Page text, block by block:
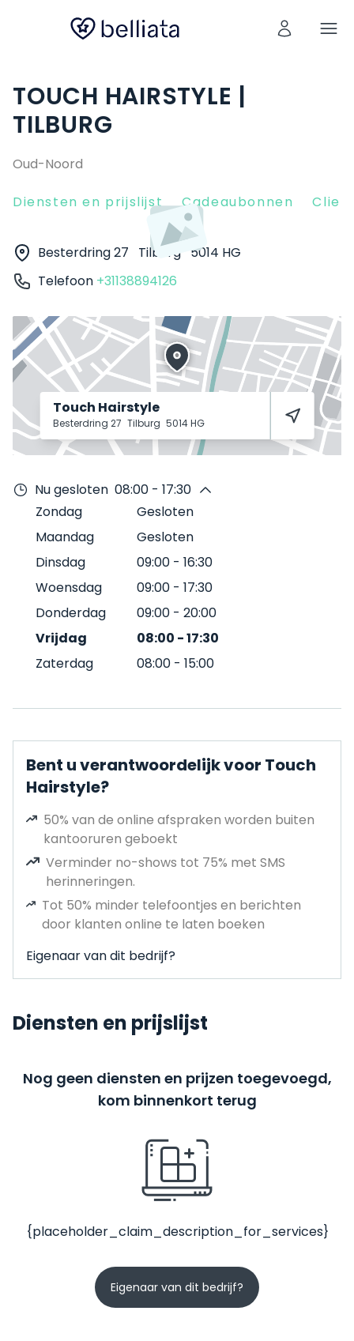
TOUCH HAIRSTYLE |
TILBURG
Oud-Noord
Diensten en prijslijst Cadeaubonnen
Besterdring 27 Tilburg 5014 HG
Telefoon +31138894126
Touch Hairstyle
Besterdring 27 Tilburg 5014 HG
Nu gesloten 08:00 - 17:30
Zondag
Gesloten
Maandag
Gesloten
Dinsdag
09:00 - 16:30
Woensdag
09:00 - 17:30
Donderdag
09:00 - 20:00
Vrijdag
08:00 -17:30
Zaterdag
08:00 - 15:00
Bent u verantwoordelijk voor Touch
Hairstyle?
50% van de online afspraken worden buiten
kantooruren geboekt
Verminder no-shows tot 75% met SMS
herinneringen.
Tot 50% minder telefoontjes en berichten
door klanten online te laten boeken
Eigenaar van dit bedrijf?
Diensten en prijslijst
Nog geen diensten en prijzen toegevoegd,
kom binnenkort terug
{placeholder_claim_description_for_services}
Eigenaar van dit bedrijf?